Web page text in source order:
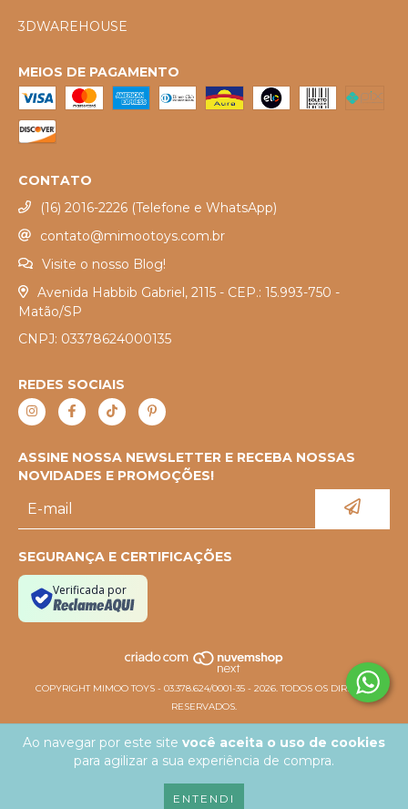
Ao navegar por este site você aceita o uso de cookies
para agilizar a sua experiência de compra.
ENTENDI
3DWAREHOUSE
MEIOS DE PAGAMENTO
CONTATO
(16) 2016-2226 (Telefone e WhatsApp)
contato@mimootoys.com.br
Visite o nosso Blog!
Avenida Habbib Gabriel, 2115 - CEP.: 15.993-750 -
Matão/SP
CNPJ: 03378624000135
REDES SOCIAIS
ASSINE NOSSA NEWSLETTER E RECEBA NOSSAS
NOVIDADES E PROMOÇÕES!
SEGURANÇA E CERTIFICAÇÕES
Verificada por
COPYRIGHT MIMOO TOYS - 03.378.624/0001-35 - 2026. TODOS OS DIREITOS
RESERVADOS.